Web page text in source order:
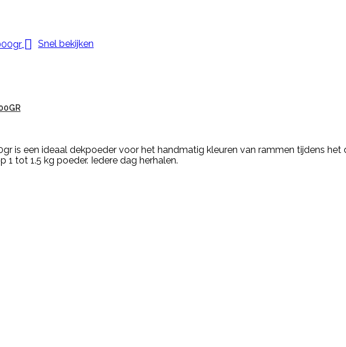
 Snel bekijken
is een ideaal dekpoeder voor het handmatig kleuren van rammen tijdens het
tot 1.5 kg poeder. Iedere dag herhalen.